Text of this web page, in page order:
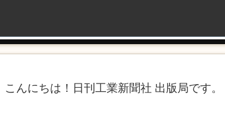
こんにちは！日刊工業新聞社 出版局です。